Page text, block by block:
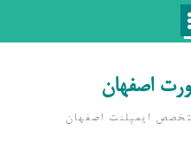
اصفهان
ايمپلنت اصفهان